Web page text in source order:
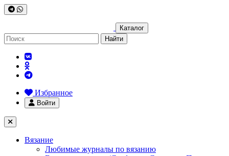
Каталог
Найти
Избранное
Войти
Вязание
Любимые журналы по вязанию